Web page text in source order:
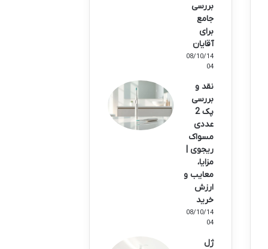
بررسی
جامع
برای
آقایان
08/10/14
04
نقد و
بررسی
پک 2
عددی
مسواک
ریجوی |
مزایا،
معایب و
ارزش
خرید
08/10/14
04
ژل